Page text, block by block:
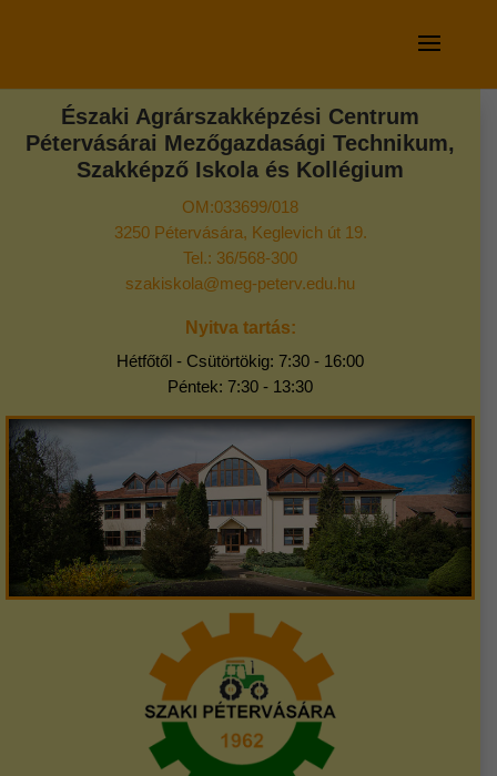
Északi Agrárszakképzési Centrum
Pétervásárai Mezőgazdasági Technikum,
Szakképző Iskola és Kollégium
OM:033699/018
3250 Pétervására, Keglevich út 19.
Tel.: 36/568-300
szakiskola@meg-peterv.edu.hu
Nyitva tartás:
Hétfőtől - Csütörtökig: 7:30 - 16:00
Péntek: 7:30 - 13:30